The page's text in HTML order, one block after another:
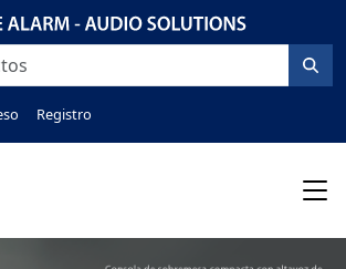
Registro